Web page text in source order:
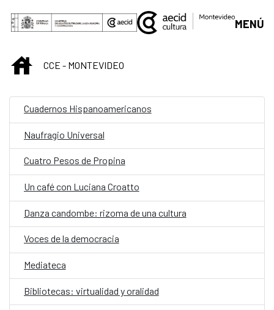
Skip to Main Content
MENÚ
INICIOCCE - MONTEVIDEO
Cuadernos Hispanoamericanos
Naufragio Universal
Cuatro Pesos de Propina
Un café con Luciana Croatto
Danza candombe: rizoma de una cultura
Voces de la democracia
Mediateca
Bibliotecas: virtualidad y oralidad